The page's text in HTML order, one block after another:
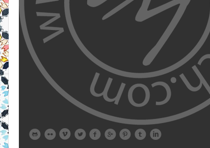
        